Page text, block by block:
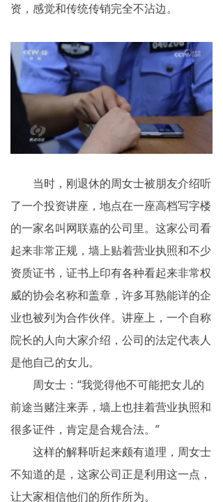
违规直销
涉传公司
专家论点
揭秘传销
直销与传销详解
反传销问答
资，感觉和传统传销完全不沾边。
当时，刚退休的周女士被朋友介绍听
了一个投资讲座，地点在一座高档写字楼
的一家名叫网联嘉的公司里。这家公司看
起来非常正规，墙上贴着营业执照和不少
资质证书，证书上印有各种看起来非常权
威的协会名称和盖章，许多耳熟能详的企
业也被列为合作伙伴。讲座上，一个自称
院长的人向大家介绍，公司的法定代表人
是他自己的女儿。
周女士：“我觉得他不可能把女儿的
前途当赌注来弄，墙上也挂着营业执照和
很多证件，肯定是合规合法。”
这样的解释听起来颇有道理，周女士
不知道的是，这家公司正是利用这一点，
让大家相信他们的所作所为。